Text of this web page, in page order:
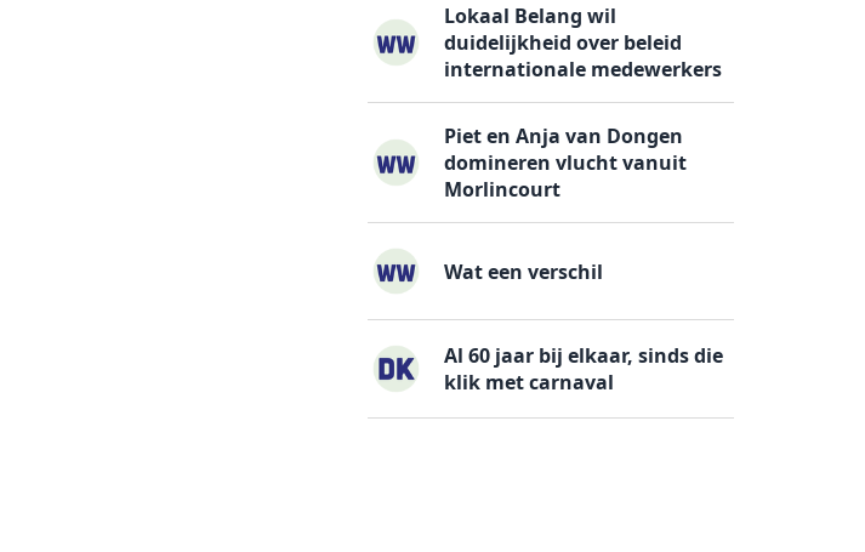
Lokaal Belang wil
duidelijkheid over beleid
internationale medewerkers
Piet en Anja van Dongen
domineren vlucht vanuit
Morlincourt
Wat een verschil
Al 60 jaar bij elkaar, sinds die
klik met carnaval